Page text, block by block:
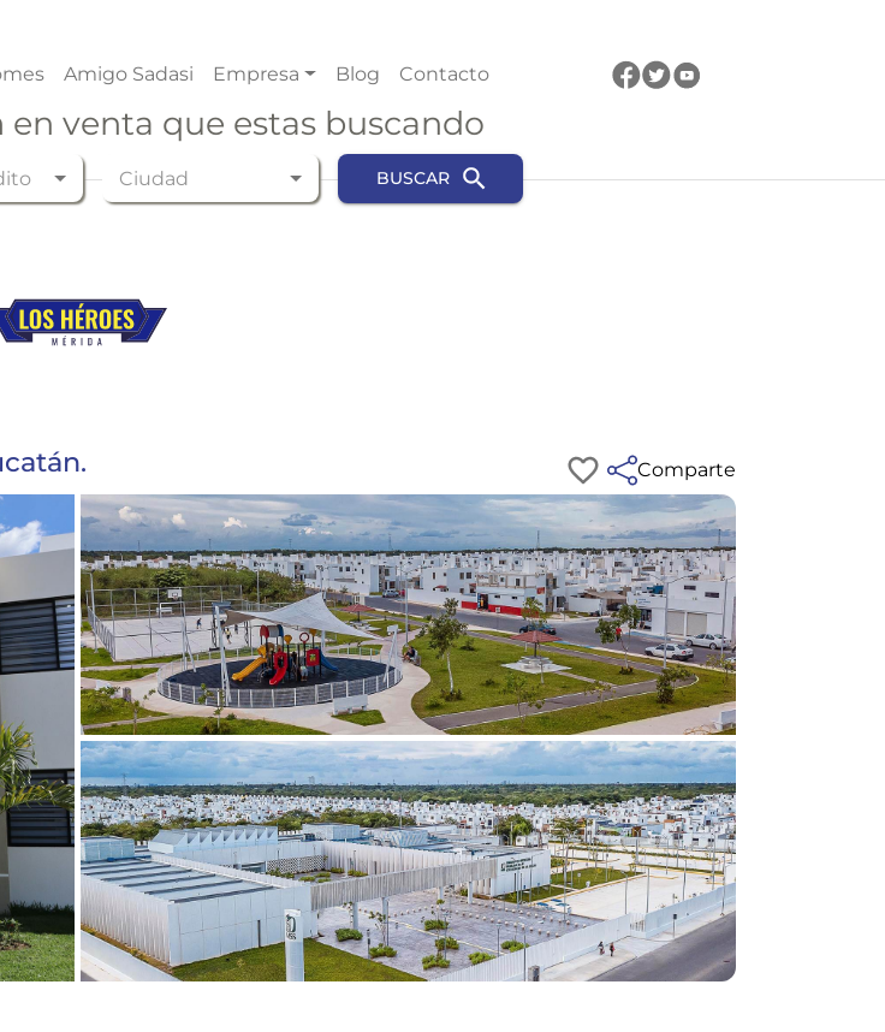
Amigo Sadasi Empresa Blog Contacto
en venta que estas buscando
Ciudad BUSCAR
Comparte